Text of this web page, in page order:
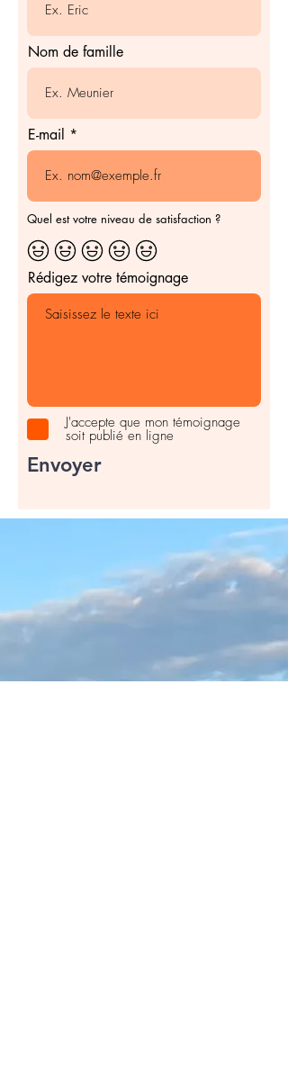
Nom de famille
E-mail
Quel est votre niveau de satisfaction ?
Rédigez votre témoignage
J'accepte que mon témoignage
soit publié en ligne
Envoyer